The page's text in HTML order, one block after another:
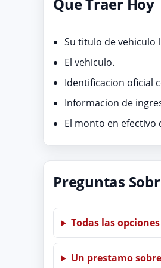
Su titulo de vehiculo
El vehiculo.
Identificacion oficial
Informacion de
El monto en efectivo
Preguntas
Todas las
Un prestamo